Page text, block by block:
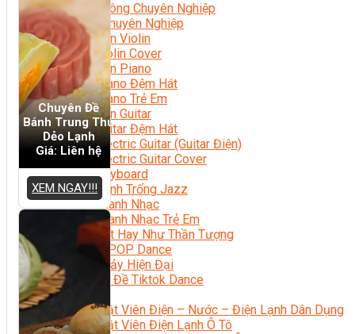
Nhạc Công Chuyên Nghiệp
Ca Sĩ Chuyên Nghiệp
Học Đàn Violin
Học Violin Cover
Học Đàn Piano
Học Piano Đệm Hát
Học Piano Trẻ Em
Học Đàn Guitar
Học Guitar Đệm Hát
Học Electric Guitar (Guitar Điện)
Học Electric Guitar Cover
Học Keyboard
Học Đánh Trống Jazz
Học Thanh Nhạc
Học Thanh Nhạc Trẻ Em
Học Hát Hay Như Thần Tượng
Học K-POP Dance
Học Nhảy Hiện Đại
Chuyên Đề Tiktok Dance
Kỹ Thuật – Công Nghệ
Kỹ Thuật Viên Điện – Nước – Điện Lạnh Dân Dụng
Kỹ Thuật Viên Điện Lạnh Ô Tô
Chuyên Đề
Bánh Trung Thu
Dẻo Lạnh
Giá: Liên hệ
XEM NGAY!!!